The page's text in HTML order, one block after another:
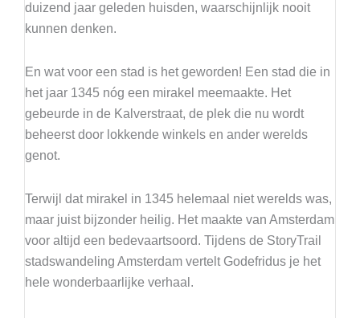
duizend jaar geleden huisden, waarschijnlijk nooit
kunnen denken.
En wat voor een stad is het geworden! Een stad die in
het jaar 1345 nóg een mirakel meemaakte. Het
gebeurde in de Kalverstraat, de plek die nu wordt
beheerst door lokkende winkels en ander werelds
genot.
Terwijl dat mirakel in 1345 helemaal niet werelds was,
maar juist bijzonder heilig. Het maakte van Amsterdam
voor altijd een bedevaartsoord. Tijdens de StoryTrail
stadswandeling Amsterdam vertelt Godefridus je het
hele wonderbaarlijke verhaal.